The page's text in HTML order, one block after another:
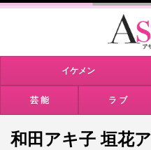
イケメン
芸 能 ラ ブ
和田アキ子 垣花